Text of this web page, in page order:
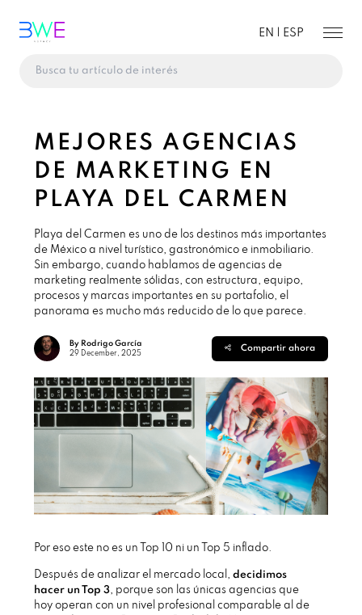
EN | ESP
MEJORES AGENCIAS
DE MARKETING EN
PLAYA DEL CARMEN
Playa del Carmen es uno de los destinos más importantes
de México a nivel turístico, gastronómico e inmobiliario.
Sin embargo, cuando hablamos de agencias de
marketing realmente sólidas, con estructura, equipo,
procesos y marcas importantes en su portafolio, el
panorama es mucho más reducido de lo que parece.
By Rodrigo García
29 December, 2025
Compartir ahora
Por eso este no es un Top 10 ni un Top 5 inflado.
Después de analizar el mercado local, decidimos
hacer un Top 3, porque son las únicas agencias que
hoy operan con un nivel profesional comparable al de